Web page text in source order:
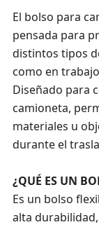
El bolso para
pensada para
distintos tipos
como en
Diseñado para
camioneta,
materiales u
durante el
¿QUÉ ES UN
Es un bolso
alta